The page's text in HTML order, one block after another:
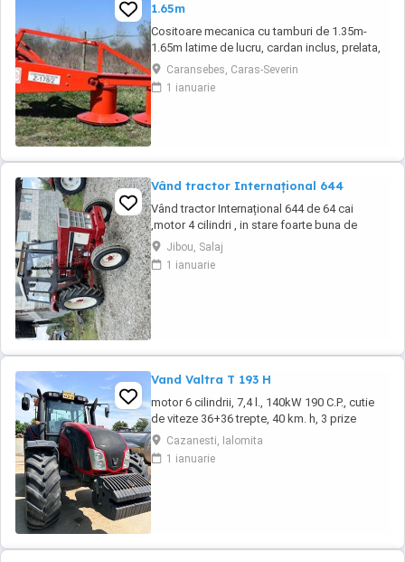
1.65m
Cositoare mecanica cu tamburi de 1.35m-
1.65m latime de lucru, cardan inclus, prelata,
cheie de cutite Transport in toate judetele
Caransebes, Caras-Severin
1 ianuarie
Vând tractor Internațional 644
Vând tractor Internațional 644 de 64 cai
,motor 4 cilindri , in stare foarte buna de
functionare, cutie de viteze mecanica cu 2
manete ,ambreiaj priza, cauciucuri in stare
bună ,fara defecte, revizie facuta, schimburi
Jibou, Salaj
1 ianuarie
Vand Valtra T 193 H
motor 6 cilindrii, 7,4 l., 140kW 190 C.P., cutie
de viteze 36+36 trepte, 40 km. h, 3 prize
hidraulice, 650 65 r 42 spate, 540 65 r 30,
6.240 ore, an 2013, TVA inclus în preț.
Cazanesti, Ialomita
1 ianuarie